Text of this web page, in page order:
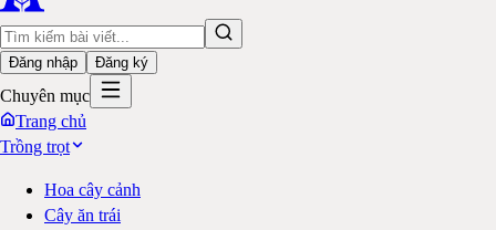
Đăng nhập Đăng ký
Chuyên mục
Trang chủ
Trồng trọt
Hoa cây cảnh
Cây ăn trái